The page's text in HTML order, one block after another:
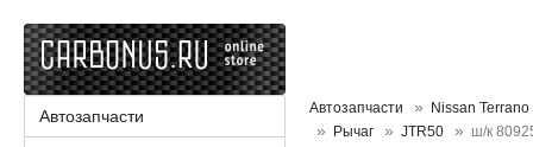
Автозапчасти
Nissan
Рычаг
JTR50 ш/к
Автозапчасти